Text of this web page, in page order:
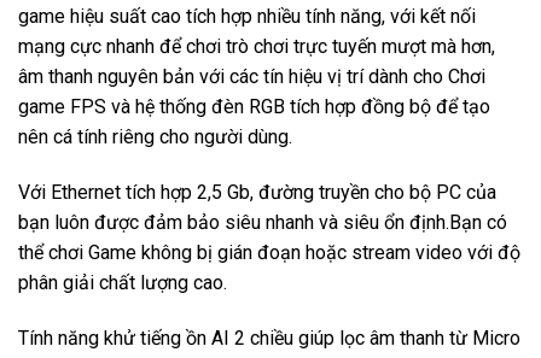
game hiệu suất cao tích hợp nhiều tính năng, với kết nối
mạng cực nhanh để chơi trò chơi trực tuyến mượt mà hơn,
âm thanh nguyên bản với các tín hiệu vị trí dành cho Chơi
game FPS và hệ thống đèn RGB tích hợp đồng bộ để tạo
nên cá tính riêng cho người dùng.
Với Ethernet tích hợp 2,5 Gb, đường truyền cho bộ PC của
bạn luôn được đảm bảo siêu nhanh và siêu ổn định.Bạn có
thể chơi Game không bị gián đoạn hoặc stream video với độ
phân giải chất lượng cao.
Tính năng khử tiếng ồn AI 2 chiều giúp lọc âm thanh từ Micro